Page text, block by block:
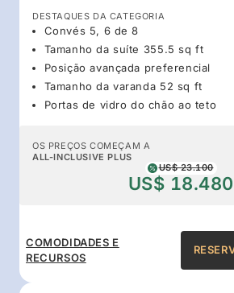
DESTAQUES DA CATEGORIA
Convés 5, 6 de 8
Tamanho da suíte 355.5 sq ft
Posição avançada preferencial
Tamanho da varanda 52 sq ft
Portas de vidro do chão ao teto
OS PREÇOS COMEÇAM A
ALL-INCLUSIVE PLUS
US$ 23.100
US$ 18.480
COMODIDADES E
RECURSOS